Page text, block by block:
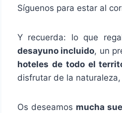
Síguenos para estar al
Y recuerda: lo que
desayuno incluido, un
hoteles de todo el
disfrutar de la
Os deseamos mucha